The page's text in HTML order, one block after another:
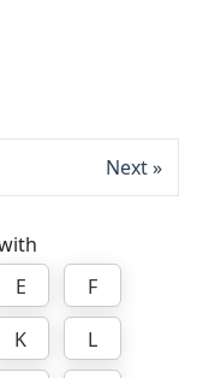
Next
E
F
K
L